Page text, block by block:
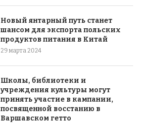
Новый янтарный путь станет
шансом для экспорта польских
продуктов питания в Китай
29 марта 2024
Школы, библиотеки и
учреждения культуры могут
принять участие в кампании,
посвященной восстанию в
Варшавском гетто